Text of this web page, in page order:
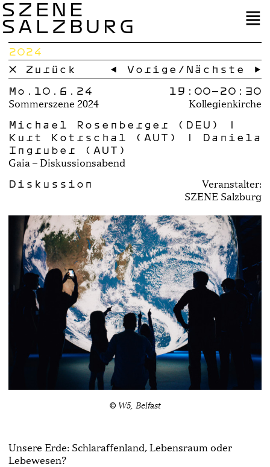
SZENE
SALZBURG
2024
× Zurück
← Vorige / Nächste →
Mo.10.6.24
Sommerszene 2024
19:00–20:30
Kollegienkirche
Michael Rosenberger (DEU) |
Kurt Kotrschal (AUT) | Daniela
Ingruber (AUT)
Gaia – Diskussionsabend
Diskussion
Veranstalter:
SZENE Salzburg
© W5, Belfast
Unsere Erde: Schlaraffenland, Lebensraum oder
Lebewesen?